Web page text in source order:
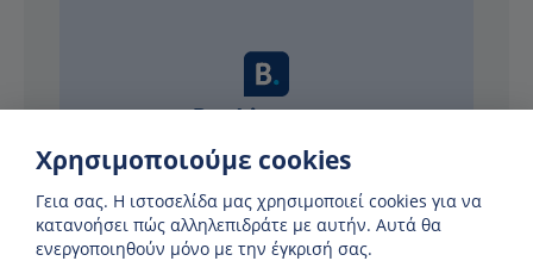
ΣΥΝΕΡΓΆΤΕΣ
Χρησιμοποιούμε cookies
Γεια σας. H ιστοσελίδα μας χρησιμοποιεί cookies για να
κατανοήσει πώς αλληλεπιδράτε με αυτήν. Αυτά θα
ενεργοποιηθούν μόνο με την έγκρισή σας.